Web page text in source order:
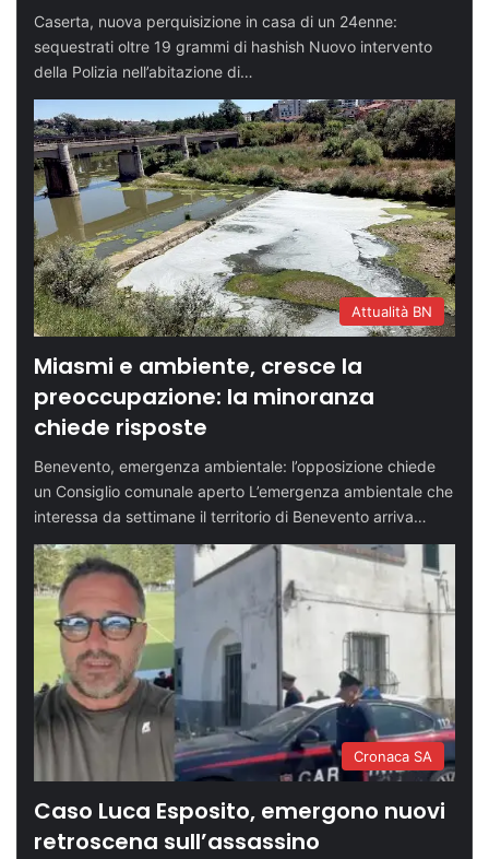
Caserta, nuova perquisizione in casa di un 24enne:
sequestrati oltre 19 grammi di hashish Nuovo intervento
della Polizia nell’abitazione di…
Attualità BN
Miasmi e ambiente, cresce la
preoccupazione: la minoranza
chiede risposte
Benevento, emergenza ambientale: l’opposizione chiede
un Consiglio comunale aperto L’emergenza ambientale che
interessa da settimane il territorio di Benevento arriva…
Cronaca SA
Caso Luca Esposito, emergono nuovi
retroscena sull’assassino